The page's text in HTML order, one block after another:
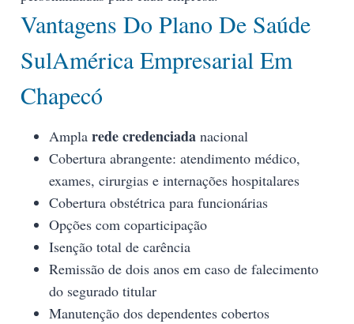
Vantagens Do Plano De Saúde
SulAmérica Empresarial Em
Chapecó
Ampla rede credenciada nacional
Cobertura abrangente: atendimento médico,
exames, cirurgias e internações hospitalares
Cobertura obstétrica para funcionárias
Opções com coparticipação
Isenção total de carência
Remissão de dois anos em caso de falecimento
do segurado titular
Manutenção dos dependentes cobertos